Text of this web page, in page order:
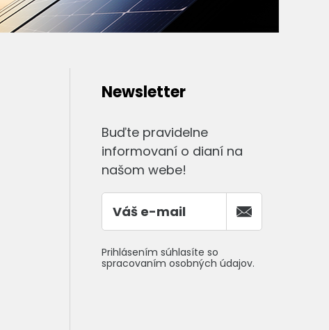
Newsletter
Buďte pravidelne
informovaní o dianí na
našom webe!
Prihlásením súhlasíte so
spracovaním osobných údajov.